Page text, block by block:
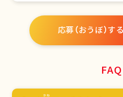
応募（おうぼ）す
FAQ